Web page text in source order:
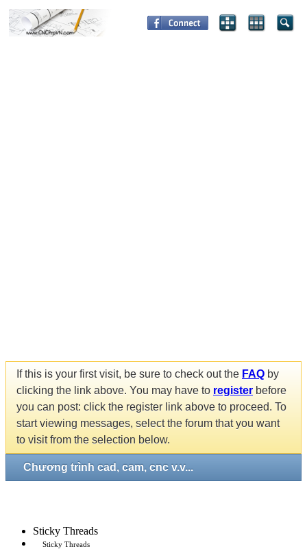
If this is your first visit, be sure to check out the FAQ by
clicking the link above. You may have to register before
you can post: click the register link above to proceed. To
start viewing messages, select the forum that you want
to visit from the selection below.
Chương trình cad, cam, cnc v.v...
Sticky Threads
Sticky Threads